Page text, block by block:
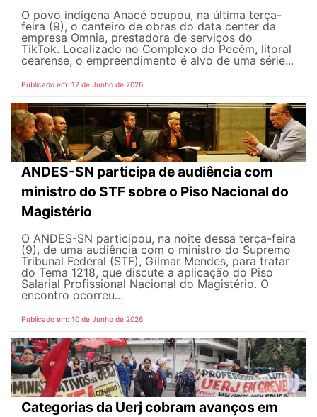
O povo indígena Anacé ocupou, na última terça-
feira (9), o canteiro de obras do data center da
empresa Omnia, prestadora de serviços do
TikTok. Localizado no Complexo do Pecém, litoral
cearense, o empreendimento é alvo de uma série...
Publicado em: 12 de Junho de 2026
ANDES-SN participa de audiência com
ministro do STF sobre o Piso Nacional do
Magistério
O ANDES-SN participou, na noite dessa terça-feira
(9), de uma audiência com o ministro do Supremo
Tribunal Federal (STF), Gilmar Mendes, para tratar
do Tema 1218, que discute a aplicação do Piso
Salarial Profissional Nacional do Magistério. O
encontro ocorreu...
Publicado em: 10 de Junho de 2026
Categorias da Uerj cobram avanços em